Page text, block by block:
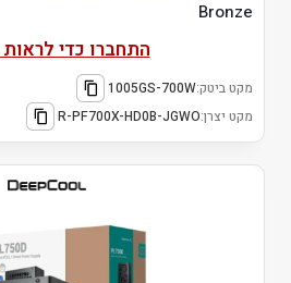
Bronze
התחברו כדי לראות
מקט ביטק:1005GS-700W
מקט יצרן:R-PF700X-HD0B-JGWO